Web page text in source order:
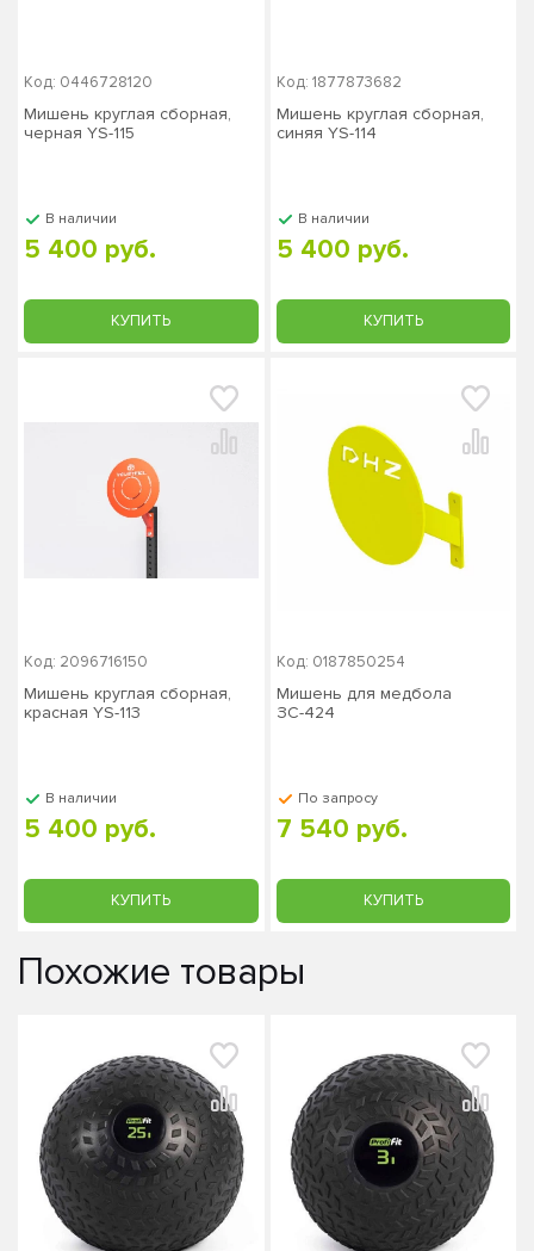
Код: 0446728120
Мишень круглая сборная,
черная YS-115
В наличии
5 400 руб.
КУПИТЬ
Код: 1877873682
Мишень круглая сборная,
синяя YS-114
В наличии
5 400 руб.
КУПИТЬ
Код: 2096716150
Мишень круглая сборная,
красная YS-113
В наличии
5 400 руб.
КУПИТЬ
Код: 0187850254
Мишень для медбола
ЗС-424
По запросу
7 540 руб.
КУПИТЬ
Похожие товары